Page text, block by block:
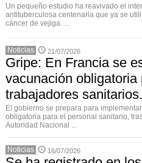
Un pequeño estudio ha reavivado el
antituberculosa centenaria que ya se
cáncer de vejiga. ...
Noticias 21/07/2026
Gripe: En Francia se
vacunación obligatoria
trabajadores sanitarios.
El gobierno se prepara para
obligatoria para el personal sanitario,
Autoridad Nacional ...
Noticias 16/07/2026